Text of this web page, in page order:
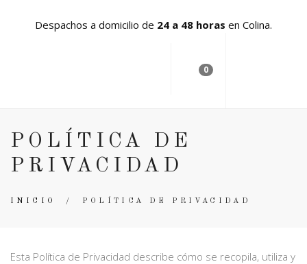
Despachos a domicilio de 24 a 48 horas en Colina.
0
POLÍTICA DE
PRIVACIDAD
INICIO / POLÍTICA DE PRIVACIDAD
Esta Política de Privacidad describe cómo se recopila, utiliza y